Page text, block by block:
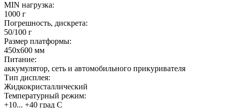
MIN нагрузка:
1000 г
Погрешность, дискрета:
50/100 г
Размер платформы:
450х600 мм
Питание:
аккумулятор, сеть и автомобильного прикуривателя
Тип дисплея:
Жидкокристаллический
Температурный режим:
+10... +40 град С